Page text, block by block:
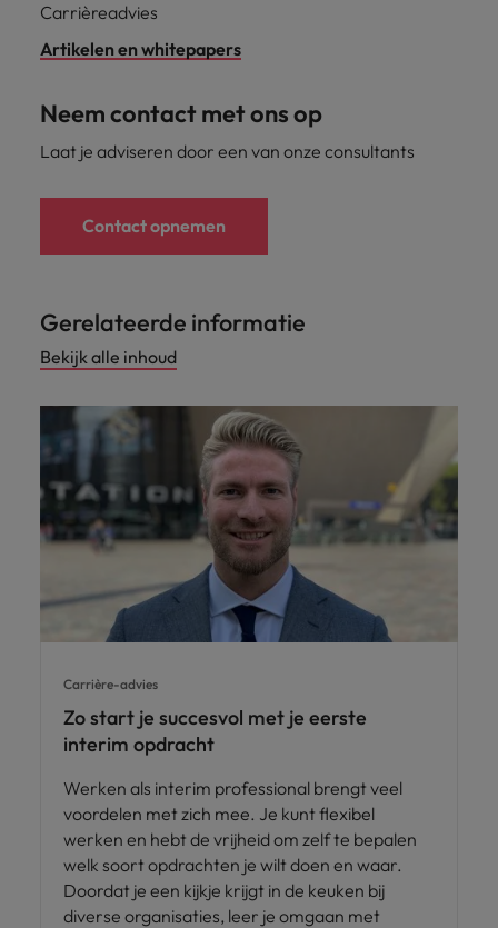
Carrièreadvies
Artikelen en whitepapers
Neem contact met ons op
Laat je adviseren door een van onze consultants
Contact opnemen
Gerelateerde informatie
Bekijk alle inhoud
Carrière-advies
Zo start je succesvol met je eerste
interim opdracht
Werken als interim professional brengt veel
voordelen met zich mee. Je kunt flexibel
werken en hebt de vrijheid om zelf te bepalen
welk soort opdrachten je wilt doen en waar.
Doordat je een kijkje krijgt in de keuken bij
diverse organisaties, leer je omgaan met